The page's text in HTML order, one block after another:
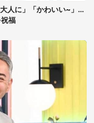
人に」「かわいい~」...
福